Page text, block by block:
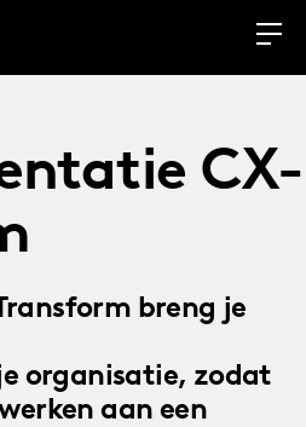
CX-
breng je
organisatie, zodat
aan een